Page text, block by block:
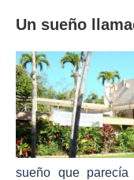
Un sueño
sueño que